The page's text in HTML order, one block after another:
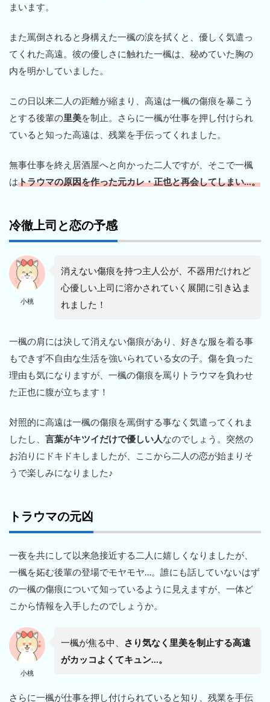
まいます。
また罵倒されると身構えた一楓の涙を拭くと、優しく気遣っ
てくれた高遠。彼の優しさに触れた一楓は、秘めていた胸の
内を明かしていました。
この日以来二人の距離が縮まり、高遠は一楓の傷痕を暴こう
とする後輩の里美を制止。さらに一楓が仕事を押し付けられ
ていると知った高遠は、残業を手伝ってくれました。
無事仕事を終え居酒屋へと向かった二人ですが、そこで一楓
はトラウマの原因を作った元カレ・正也と再会してしまい…。
冷徹上司と恋の予感
小桃
消えない傷痕を持つ主人公が、不器用だけれど
心優しい上司に溶かされていく展開に引き込ま
れました！
一楓の肩には決して消えない傷痕があり、好きな服を着る事
もできず不自由な生活を強いられている女の子。傷を負った
理由も気になりますが、一楓の傷痕を罵りトラウマを負わせ
た正也に腹が立ちます！
対照的に高遠は一楓の傷痕を罵倒する事なく気遣ってくれま
したし、 言葉がキツイだけで優しい人なのでしょう。突然の
お泊りにドキドキしましたが、ここから二人の恋が始まりそ
うで楽しみになりました♪
トラウマの元凶
一夜を共にして以来急接近する二人に嬉しくなりましたが、
一楓を妬む後輩の登場でモヤモヤ…。誰にも話していないはず
の一楓の傷痕について知っているように見えますが、一体ど
こから情報を入手したのでしょうか。
小桃
一楓が焦る中、
さり気なく里美を制止する高遠
がカッコよくてキュン…。
さらに一楓が仕事を押し付けられていると知り、残業を手伝